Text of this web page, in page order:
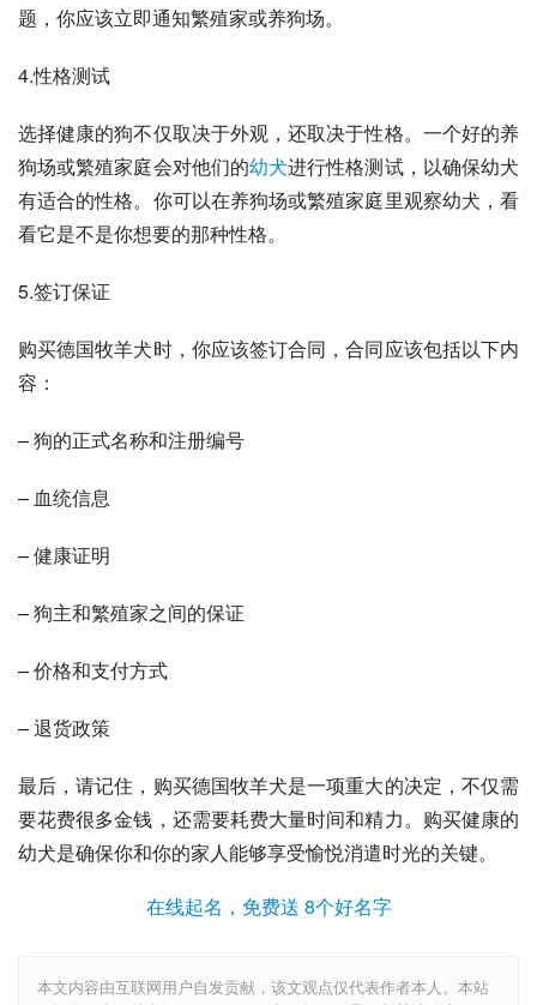
题，你应该立即通知繁殖家或养狗场。
4.性格测试
选择健康的狗不仅取决于外观，还取决于性格。一个好的养
狗场或繁殖家庭会对他们的幼犬进行性格测试，以确保幼犬
有适合的性格。你可以在养狗场或繁殖家庭里观察幼犬，看
看它是不是你想要的那种性格。
5.签订保证
购买德国牧羊犬时，你应该签订合同，合同应该包括以下内
容：
– 狗的正式名称和注册编号
– 血统信息
– 健康证明
– 狗主和繁殖家之间的保证
– 价格和支付方式
– 退货政策
最后，请记住，购买德国牧羊犬是一项重大的决定，不仅需
要花费很多金钱，还需要耗费大量时间和精力。购买健康的
幼犬是确保你和你的家人能够享受愉悦消遣时光的关键。
在线起名，免费送 8个好名字
本文内容由互联网用户自发贡献，该文观点仅代表作者本人。本站